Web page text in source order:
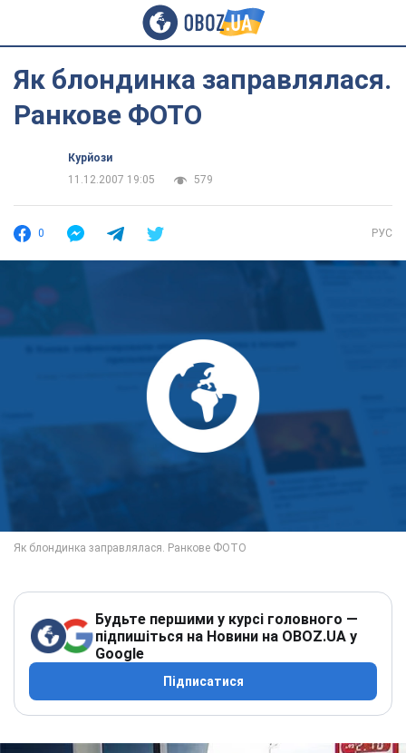
Як блондинка заправлялася.
Ранкове ФОТО
Курйози
11.12.2007 19:05
579
0 РУС
Будьте першими у курсі головного —
підпишіться на Новини на OBOZ.UA у
Google
Підписатися